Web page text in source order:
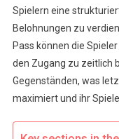
Spielern eine
Belohnungen zu
Pass können die
den Zugang zu zeitlich
Gegenständen, was
maximiert und ihr